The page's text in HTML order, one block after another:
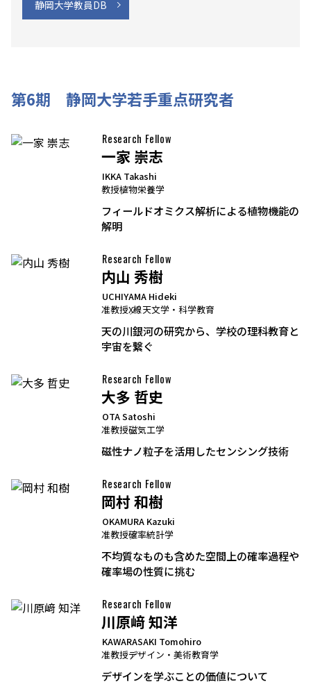
静岡大学教員DB
第6期 静岡大学若手重点研究者
Research Fellow
一家 崇志
IKKA Takashi
教授植物栄養学
フィールドオミクス解析による植物機能の
解明
Research Fellow
内山 秀樹
UCHIYAMA Hideki
准教授X線天文学・科学教育
天の川銀河の研究から、学校の理科教育と
宇宙を繋ぐ
Research Fellow
大多 哲史
OTA Satoshi
准教授磁気工学
磁性ナノ粒子を活用したセンシング技術
Research Fellow
岡村 和樹
OKAMURA Kazuki
准教授確率統計学
不均質なものも含めた空間上の確率過程や
確率場の性質に挑む
Research Fellow
川原﨑 知洋
KAWARASAKI Tomohiro
准教授デザイン・美術教育学
デザインを学ぶことの価値について